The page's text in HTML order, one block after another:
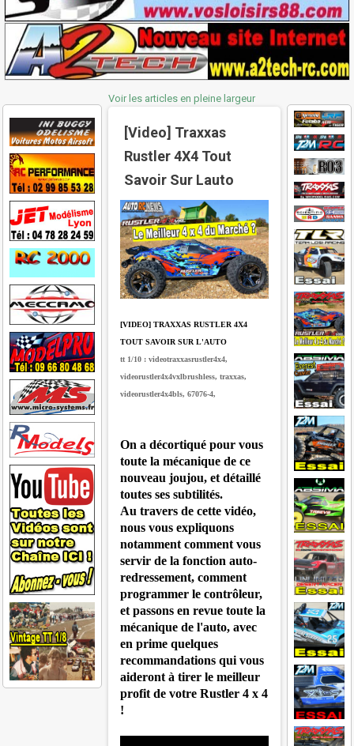
Voir les articles en pleine largeur
[Video] Traxxas
Rustler 4X4 Tout
Savoir Sur Lauto
[VIDEO] TRAXXAS RUSTLER 4X4
TOUT SAVOIR SUR L'AUTO
tt 1/10 : videotraxxasrustler4x4,
videorustler4x4vxlbrushless, traxxas,
videorustler4x4bls, 67076-4,
On a décortiqué pour vous
toute la mécanique de ce
nouveau joujou, et détaillé
toutes ses subtilités.
Au travers de cette vidéo,
nous vous expliquons
notamment comment vous
servir de la fonction auto-
redressement, comment
programmer le contrôleur,
et passons en revue toute la
mécanique de l'auto, avec
en prime quelques
recommandations qui vous
aideront à tirer le meilleur
profit de votre Rustler 4 x 4
!